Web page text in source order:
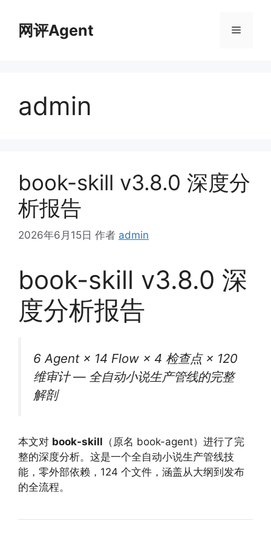
网评Agent 菜
admin
book-skill v3.8.0 深度分
析报告
2026年6月15日 作者 admin
book-skill v3.8.0 深
度分析报告
6 Agent × 14 Flow × 4 检查点 × 120
维审计 — 全自动小说生产管线的完整
解剖
本文对 book-skill （原名 book-agent）进行了完
整的深度分析。这是一个全自动小说生产管线技
能，零外部依赖，124 个文件，涵盖从大纲到发布
的全流程。